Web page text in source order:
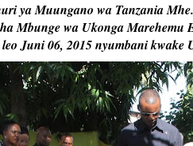
ya Muungano wa Tanzania
Mbunge wa Ukonga Marehemu
leo Juni 06, 2015 nyumbani kwake